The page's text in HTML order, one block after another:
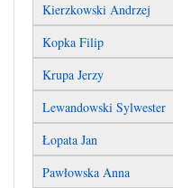
Kierzkowski Andrzej
Kopka Filip
Krupa Jerzy
Lewandowski Sylwester
Łopata Jan
Pawłowska Anna